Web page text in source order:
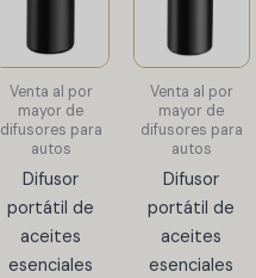
Venta al por
mayor de
difusores para
autos
Difusor
portátil de
aceites
esenciales
Venta al por
mayor de
difusores para
autos
Difusor
portátil de
aceites
esenciales